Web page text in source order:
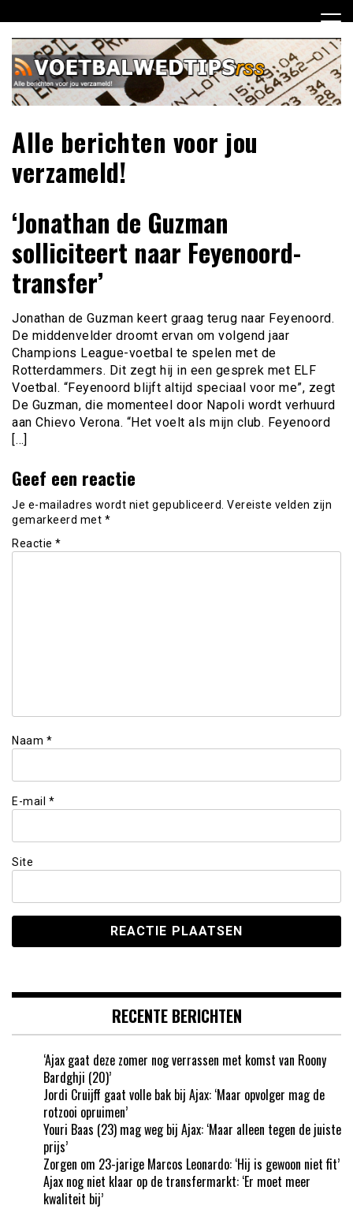
naar
inhoud
Alle berichten voor jou
verzameld!
‘Jonathan de Guzman
solliciteert naar Feyenoord-
transfer’
Jonathan de Guzman keert graag terug naar Feyenoord.
De middenvelder droomt ervan om volgend jaar
Champions League-voetbal te spelen met de
Rotterdammers. Dit zegt hij in een gesprek met ELF
Voetbal. “Feyenoord blijft altijd speciaal voor me”, zegt
De Guzman, die momenteel door Napoli wordt verhuurd
aan Chievo Verona. “Het voelt als mijn club. Feyenoord
[…]
Geef een reactie
Je e-mailadres wordt niet gepubliceerd. Vereiste velden zijn
gemarkeerd met *
Reactie *
Naam *
E-mail *
Site
RECENTE BERICHTEN
‘Ajax gaat deze zomer nog verrassen met komst van Roony
Bardghji (20)’
Jordi Cruijff gaat volle bak bij Ajax: ‘Maar opvolger mag de
rotzooi opruimen’
Youri Baas (23) mag weg bij Ajax: ‘Maar alleen tegen de juiste
prijs’
Zorgen om 23-jarige Marcos Leonardo: ‘Hij is gewoon niet fit’
Ajax nog niet klaar op de transfermarkt: ‘Er moet meer
kwaliteit bij’